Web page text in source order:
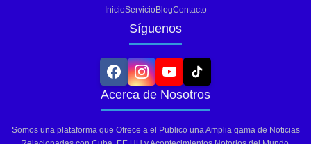
InicioServicioBlogContacto
Síguenos
Acerca de Nosotros
Somos una plataforma que Ofrece a el Publico una Amplia gama de Noticias